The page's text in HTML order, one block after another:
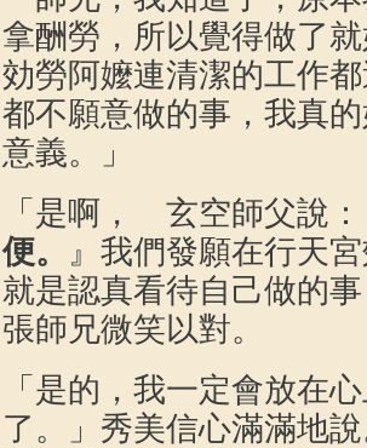
拿酬勞，所以覺得做了
効勞阿嬤連清潔的工作
都不願意做的事，我真
意義。」
「是啊， 玄空師父說
便。 』我們發願在行天
就是認真看待自己做的
張師兄微笑以對。
「是的，我一定會放在
了。」秀美信心滿滿地